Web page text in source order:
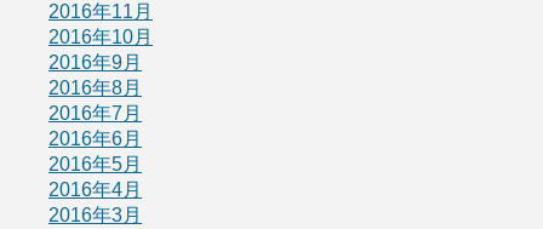
2016年11月
2016年10月
2016年9月
2016年8月
2016年7月
2016年6月
2016年5月
2016年4月
2016年3月